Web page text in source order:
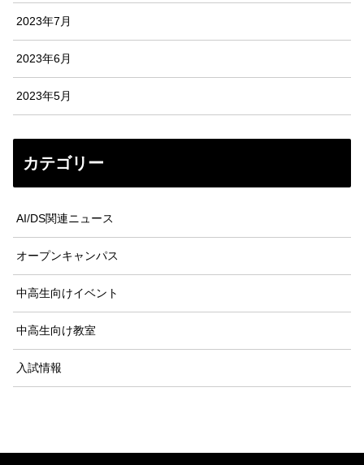
2023年7月
2023年6月
2023年5月
カテゴリー
AI/DS関連ニュース
オープンキャンパス
中高生向けイベント
中高生向け教室
入試情報